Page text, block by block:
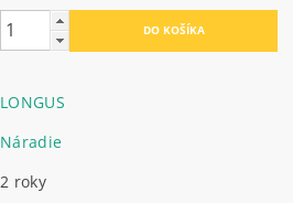
LONGUS
Náradie
2 roky